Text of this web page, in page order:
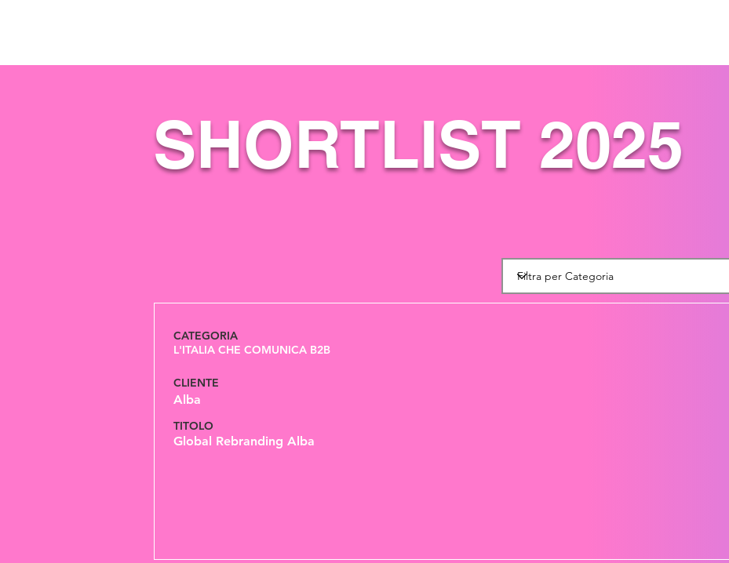
SHORTLIST 2025
CATEGORIA
L'ITALIA CHE COMUNICA B2B
CLIENTE
Alba
TITOLO
Global Rebranding Alba